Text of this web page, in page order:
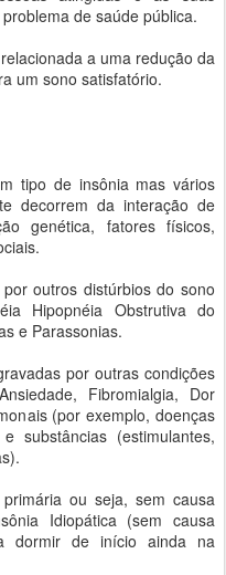
de saúde pública.
a uma redução da
um sono satisfatório.
tipo de insônia mas vários
decorrem da interação de
genética, fatores físicos,
outros distúrbios do sono
Hipopnéia Obstrutiva do
e Parassonias.
por outras condições
Fibromialgia, Dor
(por exemplo, doenças
substâncias (estimulantes,
ou seja, sem causa
Idiopática (sem causa
dormir de início ainda na